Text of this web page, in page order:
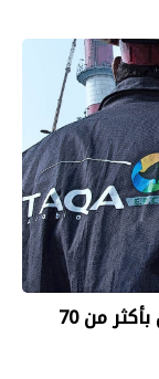
تابعة لـ «طاقة عربية» تحصل على قرض بأكثر من 70